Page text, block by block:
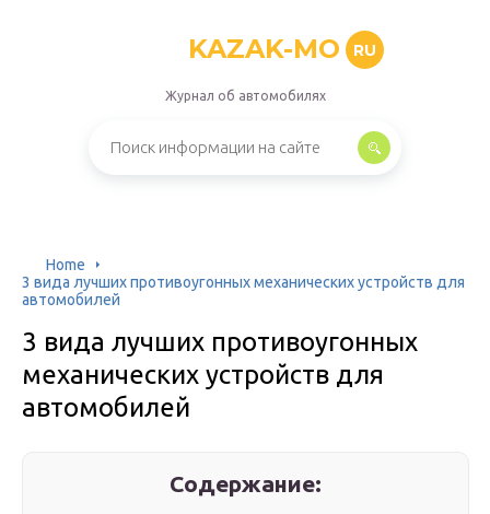
KAZAK-MO RU
Журнал об автомобилях
Home
3 вида лучших противоугонных механических устройств для
автомобилей
3 вида лучших противоугонных
механических устройств для
автомобилей
Содержание: